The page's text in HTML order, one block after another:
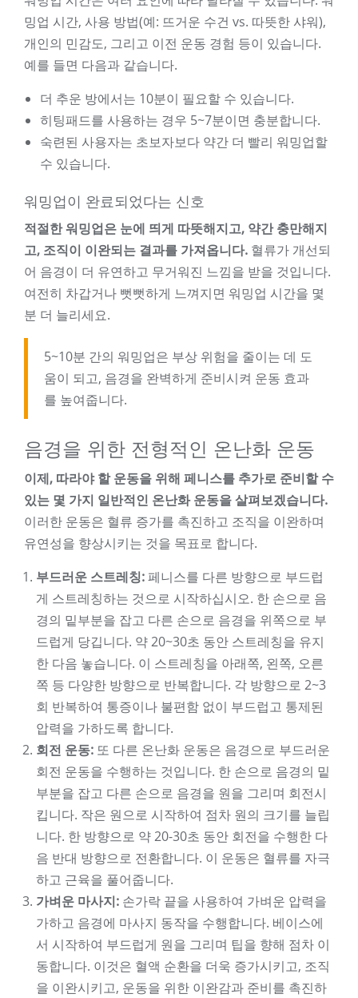
밍업 시간, 사용 방법(예: 뜨거운 수건 vs. 따뜻한 샤워),
개인의 민감도, 그리고 이전 운동 경험 등이 있습니다.
예를 들면 다음과 같습니다.
더 추운 방에서는 10분이 필요할 수 있습니다.
히팅패드를 사용하는 경우 5~7분이면 충분합니다.
숙련된 사용자는 초보자보다 약간 더 빨리 워밍업할
수 있습니다.
워밍업이 완료되었다는 신호
적절한 워밍업은 눈에 띄게 따뜻해지고, 약간 충만해지
고, 조직이 이완되는 결과를 가져옵니다. 혈류가 개선되
어 음경이 더 유연하고 무거워진 느낌을 받을 것입니다.
여전히 차갑거나 뻣뻣하게 느껴지면 워밍업 시간을 몇
분 더 늘리세요.
5~10분 간의 워밍업은 부상 위험을 줄이는 데 도
움이 되고, 음경을 완벽하게 준비시켜 운동 효과
를 높여줍니다.
음경을 위한 전형적인 온난화 운동
이제, 따라야 할 운동을 위해 페니스를 추가로 준비할 수
있는 몇 가지 일반적인 온난화 운동을 살펴보겠습니다.
이러한 운동은 혈류 증가를 촉진하고 조직을 이완하며
유연성을 향상시키는 것을 목표로 합니다.
부드러운 스트레칭:페니스를 다른 방향으로 부드럽
게 스트레칭하는 것으로 시작하십시오. 한 손으로 음
경의 밑부분을 잡고 다른 손으로 음경을 위쪽으로 부
드럽게 당깁니다. 약 20~30초 동안 스트레칭을 유지
한 다음 놓습니다. 이 스트레칭을 아래쪽, 왼쪽, 오른
쪽 등 다양한 방향으로 반복합니다. 각 방향으로 2~3
회 반복하여 통증이나 불편함 없이 부드럽고 통제된
압력을 가하도록 합니다.
회전 운동: 또 다른 온난화 운동은 음경으로 부드러운
회전 운동을 수행하는 것입니다. 한 손으로 음경의 밑
부분을 잡고 다른 손으로 음경을 원을 그리며 회전시
킵니다. 작은 원으로 시작하여 점차 원의 크기를 늘립
니다. 한 방향으로 약 20-30초 동안 회전을 수행한 다
음 반대 방향으로 전환합니다. 이 운동은 혈류를 자극
하고 근육을 풀어줍니다.
가벼운 마사지: 손가락 끝을 사용하여 가벼운 압력을
가하고 음경에 마사지 동작을 수행합니다. 베이스에
서 시작하여 부드럽게 원을 그리며 팁을 향해 점차 이
동합니다. 이것은 혈액 순환을 더욱 증가시키고, 조직
을 이완시키고, 운동을 위한 이완감과 준비를 촉진하